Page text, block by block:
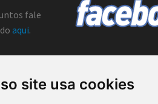
site usa cookies
fale
aqui.
não atua como prestador de